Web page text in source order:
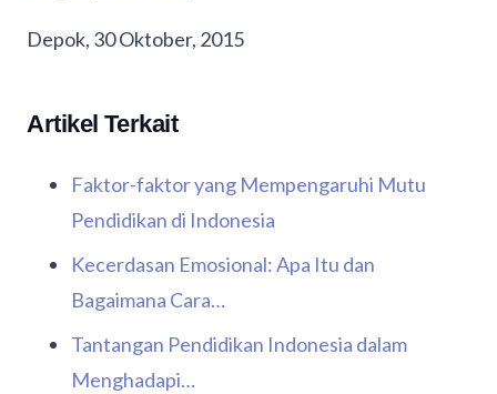
Depok, 30 Oktober, 2015
Artikel Terkait
Faktor-faktor yang Mempengaruhi Mutu
Pendidikan di Indonesia
Kecerdasan Emosional: Apa Itu dan
Bagaimana Cara…
Tantangan Pendidikan Indonesia dalam
Menghadapi…